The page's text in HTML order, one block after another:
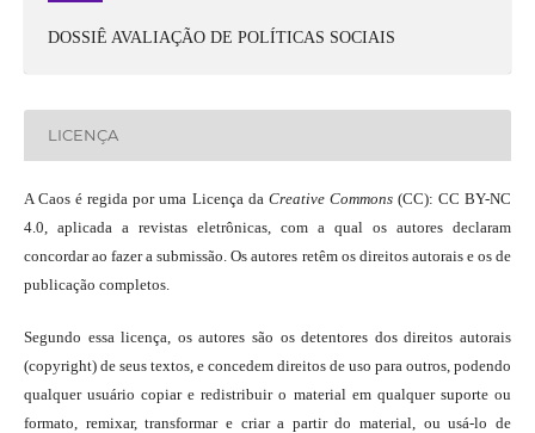
DOSSIÊ AVALIAÇÃO DE POLÍTICAS SOCIAIS
LICENÇA
A Caos é regida por uma Licença da Creative Commons(CC): CC BY-NC
4.0, aplicada a revistas eletrônicas, com a qual os autores declaram
concordar ao fazer a submissão. Os autores retêm os direitos autorais e os de
publicação completos.
Segundo essa licença, os autores são os detentores dos direitos autorais
(copyright) de seus textos, e concedem direitos de uso para outros, podendo
qualquer usuário copiar e redistribuir o material em qualquer suporte ou
formato, remixar, transformar e criar a partir do material, ou usá-lo de